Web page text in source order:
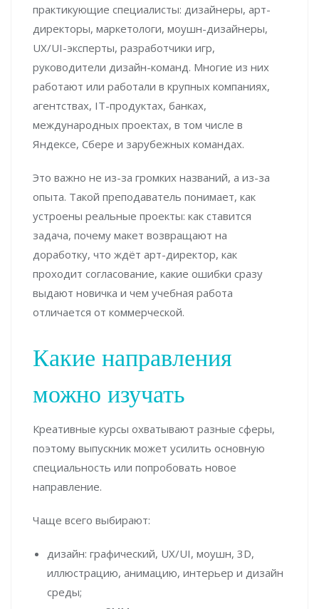
практикующие специалисты: дизайнеры, арт-
директоры, маркетологи, моушн-дизайнеры,
UX/UI-эксперты, разработчики игр,
руководители дизайн-команд. Многие из них
работают или работали в крупных компаниях,
агентствах, IT-продуктах, банках,
международных проектах, в том числе в
Яндексе, Сбере и зарубежных командах.
Это важно не из-за громких названий, а из-за
опыта. Такой преподаватель понимает, как
устроены реальные проекты: как ставится
задача, почему макет возвращают на
доработку, что ждёт арт-директор, как
проходит согласование, какие ошибки сразу
выдают новичка и чем учебная работа
отличается от коммерческой.
Какие направления
можно изучать
Креативные курсы охватывают разные сферы,
поэтому выпускник может усилить основную
специальность или попробовать новое
направление.
Чаще всего выбирают:
дизайн: графический, UX/UI, моушн, 3D,
иллюстрацию, анимацию, интерьер и дизайн
среды;